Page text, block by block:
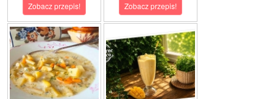
Zobacz przepis! Zobacz przepis!